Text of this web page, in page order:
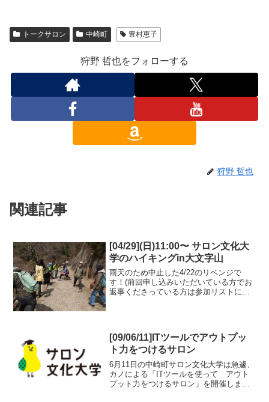
トークサロン 中崎町 豊村恵子
狩野 哲也をフォローする
狩野 哲也
関連記事
[04/29](日)11:00〜 サロン文化大
学のハイキングin大文字山
雨天のため中止した4/22のリベンジで
す！(前回申し込みいただいている方でお
返事くださっている方は参加リストに入
[09/06/11]ITツールでアウトプッ
ト力をつけるサロン
6月11日の中崎町サロン文化大学は急遽、
カノによる「ITツールを使って アウト
プット力をつけるサロン」を開催しま